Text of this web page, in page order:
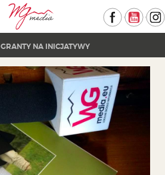
Facebook
GRANTY NA INICJATYWY